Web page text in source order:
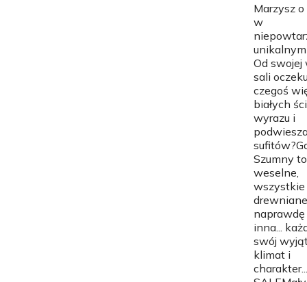
Marzysz
w
Od swojej
sali
czegoś
białych
wyrazu i
Szumny
weselne,
wszystkie
inna...
swój
klimat i